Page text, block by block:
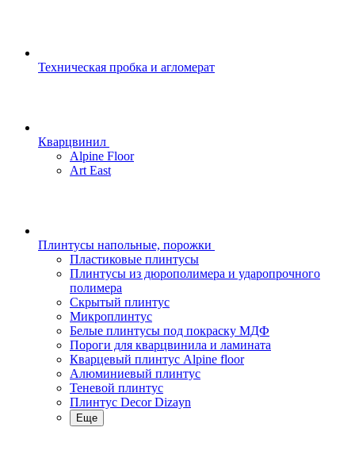
Техническая пробка и агломерат
Кварцвинил
Alpine Floor
Art East
Плинтусы напольные, порожки
Пластиковые плинтусы
Плинтусы из дюрополимера и ударопрочного
полимера
Скрытый плинтус
Микроплинтус
Белые плинтусы под покраску МДФ
Пороги для кварцвинила и ламината
Кварцевый плинтус Alpine floor
Алюминиевый плинтус
Теневой плинтус
Плинтус Decor Dizayn
Еще